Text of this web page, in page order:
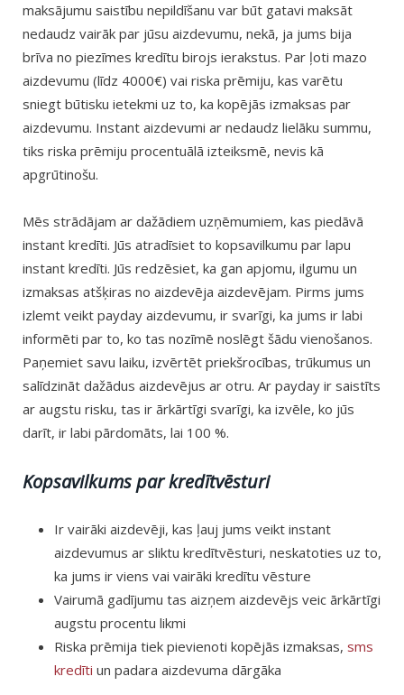
maksājumu saistību nepildīšanu var būt gatavi maksāt
nedaudz vairāk par jūsu aizdevumu, nekā, ja jums bija
brīva no piezīmes kredītu birojs ierakstus. Par ļoti mazo
aizdevumu (līdz 4000€) vai riska prēmiju, kas varētu
sniegt būtisku ietekmi uz to, ka kopējās izmaksas par
aizdevumu. Instant aizdevumi ar nedaudz lielāku summu,
tiks riska prēmiju procentuālā izteiksmē, nevis kā
apgrūtinošu.
Mēs strādājam ar dažādiem uzņēmumiem, kas piedāvā
instant kredīti. Jūs atradīsiet to kopsavilkumu par lapu
instant kredīti. Jūs redzēsiet, ka gan apjomu, ilgumu un
izmaksas atšķiras no aizdevēja aizdevējam. Pirms jums
izlemt veikt payday aizdevumu, ir svarīgi, ka jums ir labi
informēti par to, ko tas nozīmē noslēgt šādu vienošanos.
Paņemiet savu laiku, izvērtēt priekšrocības, trūkumus un
salīdzināt dažādus aizdevējus ar otru. Ar payday ir saistīts
ar augstu risku, tas ir ārkārtīgi svarīgi, ka izvēle, ko jūs
darīt, ir labi pārdomāts, lai 100 %.
Kopsavilkums par kredītvēsturi
Ir vairāki aizdevēji, kas ļauj jums veikt instant
aizdevumus ar sliktu kredītvēsturi, neskatoties uz to,
ka jums ir viens vai vairāki kredītu vēsture
Vairumā gadījumu tas aizņem aizdevējs veic ārkārtīgi
augstu procentu likmi
Riska prēmija tiek pievienoti kopējās izmaksas, sms
kredīti un padara aizdevuma dārgāka